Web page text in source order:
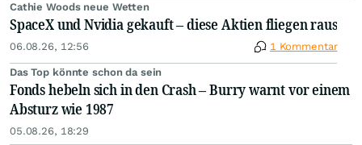
Cathie Woods neue Wetten
SpaceX und Nvidia gekauft – diese Aktien fliegen raus
06.08.26, 12:56 1 Kommentar
Das Top könnte schon da sein
Fonds hebeln sich in den Crash – Burry warnt vor einem
Absturz wie 1987
05.08.26, 18:29